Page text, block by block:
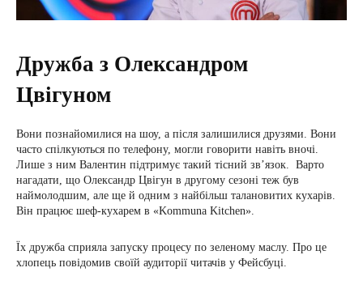
Дружба з Олександром
Цвігуном
Вони познайомилися на шоу, а після залишилися друзями. Вони
часто спілкуються по телефону, могли говорити навіть вночі.
Лише з ним Валентин підтримує такий тісний зв’язок. Варто
нагадати, що Олександр Цвігун в другому сезоні теж був
наймолодшим, але ще й одним з найбільш талановитих кухарів.
Він працює шеф-кухарем в «Kommuna Kitchen».
Їх дружба сприяла запуску процесу по зеленому маслу. Про це
хлопець повідомив своїй аудиторії читачів у Фейсбуці.